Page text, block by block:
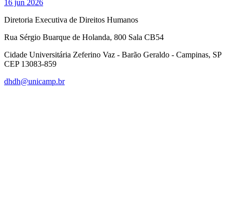
16 jun 2026
Diretoria Executiva de Direitos Humanos
Rua Sérgio Buarque de Holanda, 800 Sala CB54
Cidade Universitária Zeferino Vaz - Barão Geraldo - Campinas, SP
CEP 13083-859
dhdh@unicamp.br